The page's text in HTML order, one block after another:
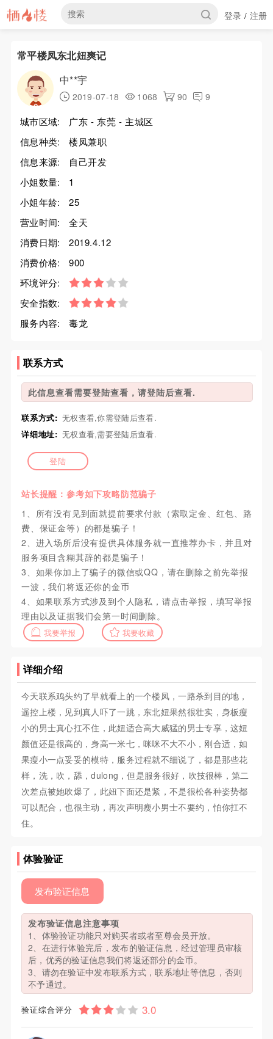
登录 / 注册
常平楼凤东北妞爽记
中**宇
2019-07-18 1068 90 9
城市区域:
广东 - 东莞 - 主城区
信息种类:
楼凤兼职
信息来源:
自己开发
小姐数量:
1
小姐年龄:
25
营业时间:
全天
消费日期:
2019.4.12
消费价格:
900
环境评分:
安全指数:
服务内容:
毒龙
联系方式
此信息查看需要登陆查看，请登陆后查看.
联系方式: 无权查看,你需登陆后查看.
详细地址: 无权查看,需要登陆后查看.
登陆
站长提醒：参考如下攻略防范骗子
1、所有没有见到面就提前要求付款（索取定金、红包、路
费、保证金等）的都是骗子！
2、进入场所后没有提供具体服务就一直推荐办卡，并且对
服务项目含糊其辞的都是骗子！
3、如果你加上了骗子的微信或QQ，请在删除之前先举报
一波，我们将返还你的金币
4、如果联系方式涉及到个人隐私，请点击举报，填写举报
理由以及证据我们会第一时间删除。
我要举报 我要收藏
详细介绍
今天联系鸡头约了早就看上的一个楼凤，一路杀到目的地，
遥控上楼，见到真人吓了一跳，东北妞果然很壮实，身板瘦
小的男士真心扛不住，此妞适合高大威猛的男士专享，这妞
颜值还是很高的，身高一米七，咪咪不大不小，刚合适，如
果瘦小一点妥妥的模特，服务过程就不细说了，都是那些花
样，洗，吹，舔，dulong，但是服务很好，吹技很棒，第二
次差点被她吹爆了，此妞下面还是紧，不是很松各种姿势都
可以配合，也很主动，再次声明瘦小男士不要约，怕你扛不
住。
体验验证
发布验证信息
发布验证信息注意事项
1、体验验证功能只对购买者或者至尊会员开放。
2、在进行体验完后，发布的验证信息，经过管理员审核
后，优秀的验证信息我们将返还部分的金币。
3、请勿在验证中发布联系方式，联系地址等信息，否则
不予通过。
验证综合评分